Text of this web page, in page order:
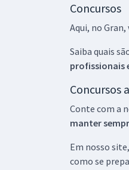
Concursos
Aqui, no
Saiba quais
profissionais
Concursos
Conte com a
manter
Em nosso
como se